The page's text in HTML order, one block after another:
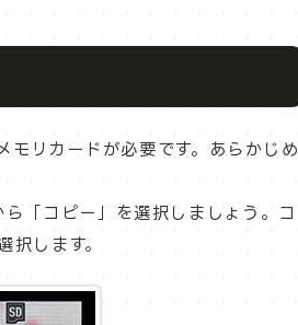
リカードが必要です。あらかじめ
「コピー」を選択しましょう。コ
します。